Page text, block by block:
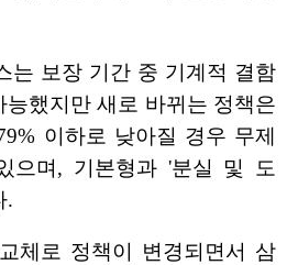
는 보장 기간 중 기계적 결함
했지만 새로 바뀌는 정책은
이하로 낮아질 경우 무제
으며, 기본형과 '분실 및 도
.
체로 정책이 변경되면서 삼